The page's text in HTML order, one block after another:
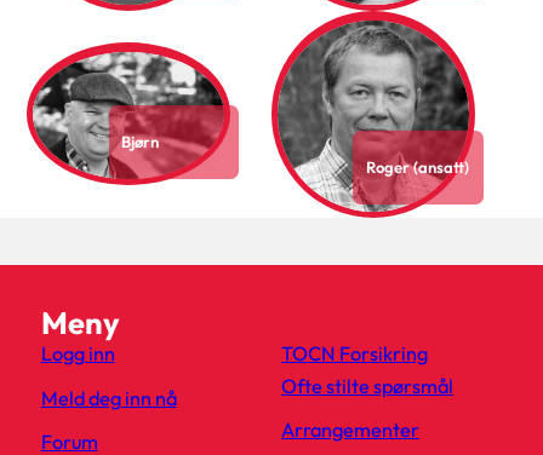
Bjørn
Roger (ansatt)
Meny
Logg inn
Meld deg inn nå
Forum
TOCN Forsikring
Ofte stilte spørsmål
Arrangementer